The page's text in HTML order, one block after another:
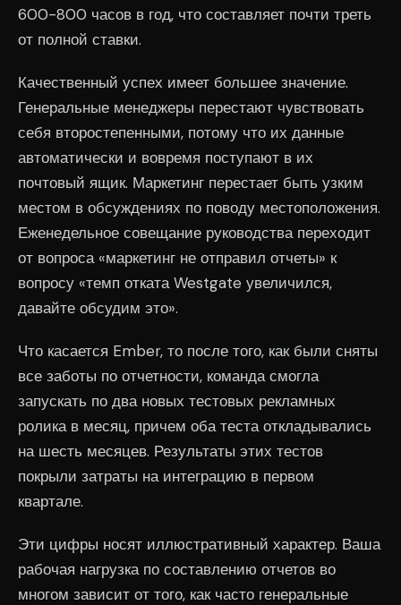
600-800 часов в год, что составляет почти треть
от полной ставки.
Качественный успех имеет большее значение.
Генеральные менеджеры перестают чувствовать
себя второстепенными, потому что их данные
автоматически и вовремя поступают в их
почтовый ящик. Маркетинг перестает быть узким
местом в обсуждениях по поводу местоположения.
Еженедельное совещание руководства переходит
от вопроса «маркетинг не отправил отчеты» к
вопросу «темп отката Westgate увеличился,
давайте обсудим это».
Что касается Ember, то после того, как были сняты
все заботы по отчетности, команда смогла
запускать по два новых тестовых рекламных
ролика в месяц, причем оба теста откладывались
на шесть месяцев. Результаты этих тестов
покрыли затраты на интеграцию в первом
квартале.
Эти цифры носят иллюстративный характер. Ваша
рабочая нагрузка по составлению отчетов во
многом зависит от того, как часто генеральные